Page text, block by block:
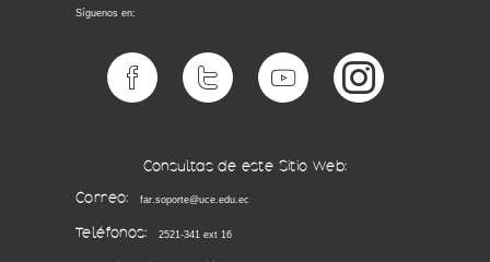
Síguenos en:
Consultas de este Sitio Web:
Correo: far.soporte@uce.edu.ec
Teléfonos: 2521-341 ext 16